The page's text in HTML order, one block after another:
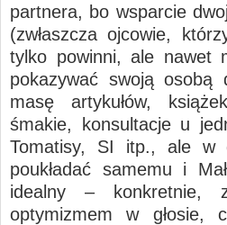
partnera, bo wsparcie
(zwłaszcza ojcowie,
tylko powinni, ale nawet
pokazywać swoją osobą
masę artykułów,
śmakie, konsultacje u
Tomatisy, SI itp., ale w
poukładać samemu i
idealny – konkretnie,
optymizmem w głosie,